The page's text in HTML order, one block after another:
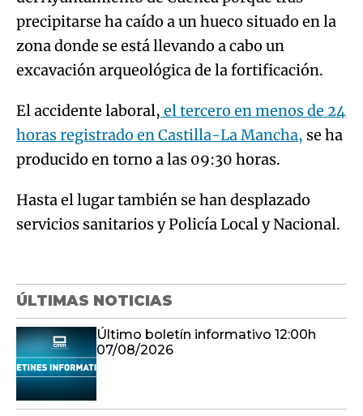
precipitarse ha caído a un hueco situado en la
zona donde se está llevando a cabo un
excavación arqueológica de la fortificación.
El accidente laboral, el tercero en menos de 24
horas registrado en Castilla-La Mancha, se ha
producido en torno a las 09:30 horas.
Hasta el lugar también se han desplazado
servicios sanitarios y Policía Local y Nacional.
ÚLTIMAS NOTICIAS
Último boletín informativo 12:00h
07/08/2026